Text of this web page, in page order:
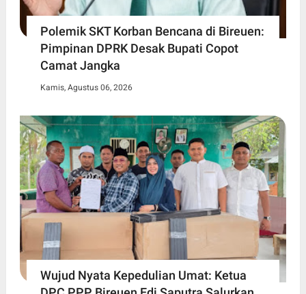
Polemik SKT Korban Bencana di Bireuen:
Pimpinan DPRK Desak Bupati Copot
Camat Jangka
Kamis, Agustus 06, 2026
Wujud Nyata Kepedulian Umat: Ketua